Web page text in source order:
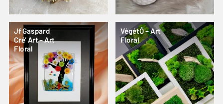
Jf Gaspard
Cré’ Art – Art
Floral
VégétÔ – Art
Floral